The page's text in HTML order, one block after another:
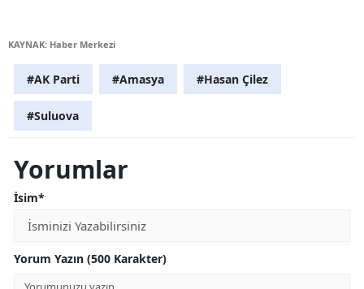
KAYNAK: Haber Merkezi
#AK Parti #Amasya #Hasan Çilez
#Suluova
Yorumlar
İsim*
Yorum Yazın (500 Karakter)